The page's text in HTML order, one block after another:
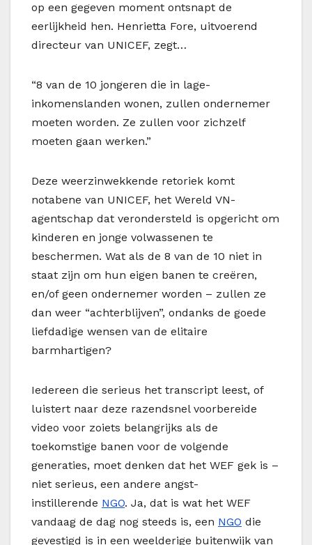
op een gegeven moment ontsnapt de
eerlijkheid hen. Henrietta Fore, uitvoerend
directeur van UNICEF, zegt…
“8 van de 10 jongeren die in lage-
inkomenslanden wonen, zullen ondernemer
moeten worden. Ze zullen voor zichzelf
moeten gaan werken.”
Deze weerzinwekkende retoriek komt
notabene van UNICEF, het Wereld VN-
agentschap dat verondersteld is opgericht om
kinderen en jonge volwassenen te
beschermen. Wat als de 8 van de 10 niet in
staat zijn om hun eigen banen te creëren,
en/of geen ondernemer worden – zullen ze
dan weer “achterblijven”, ondanks de goede
liefdadige wensen van de elitaire
barmhartigen?
Iedereen die serieus het transcript leest, of
luistert naar deze razendsnel voorbereide
video voor zoiets belangrijks als de
toekomstige banen voor de volgende
generaties, moet denken dat het WEF gek is –
niet serieus, een andere angst-
instillerende NGO. Ja, dat is wat het WEF
vandaag de dag nog steeds is, een NGO die
gevestigd is in een weelderige buitenwijk van